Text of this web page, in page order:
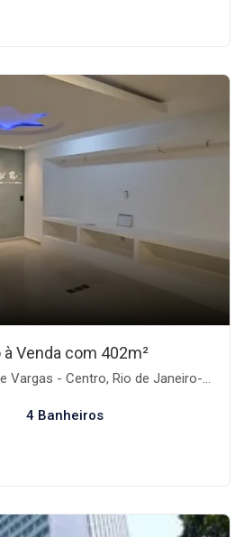
Venda com 402m²
Vargas - Centro, Rio de Janeiro-RJ
4 Banheiros